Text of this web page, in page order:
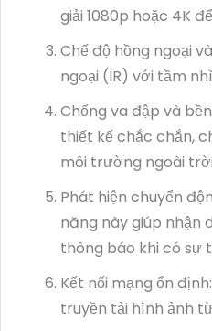
giải 1080p hoặc 4K
Chế độ hồng ngoại
ngoại (IR) với tầm
Chống va đập và
thiết kế chắc chắn,
môi trường ngoài
Phát hiện chuyển
năng này giúp nhận
thông báo khi có sự
Kết nối mạng ổn
truyền tải hình ảnh